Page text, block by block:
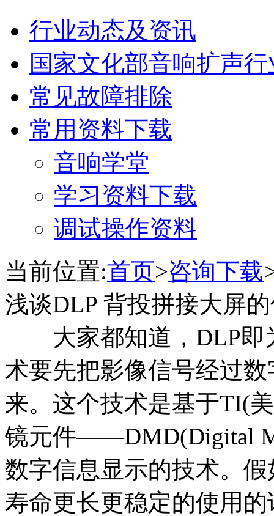
行业动态及资讯
国家文化部音响扩声
常见故障排除
常用资料下载
音响学堂
学习资料下载
调试操作资料
当前位置:首页>咨询下载
浅谈DLP 背投拼接大屏
大家都知道，DLP即
术要先把影像信号经过
来。这个技术是基于TI(
镜元件——DMD(Digital
数字信息显示的技术。
寿命更长更稳定的使用